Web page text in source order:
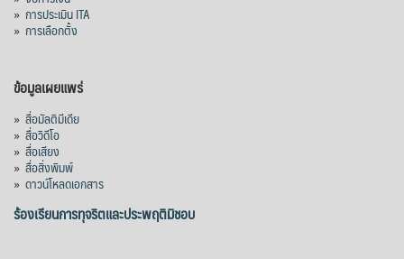
» การประเมิน ITA
» การเลือกตั้ง
ข้อมูลเผยแพร่
» สื่อมัลติมีเดีย
» สื่อวิดีโอ
» สื่อเสียง
» สื่อสิ่งพิมพ์
» ดาวน์โหลดเอกสาร
ร้องเรียนการทุจริตและประพฤติมิชอบ